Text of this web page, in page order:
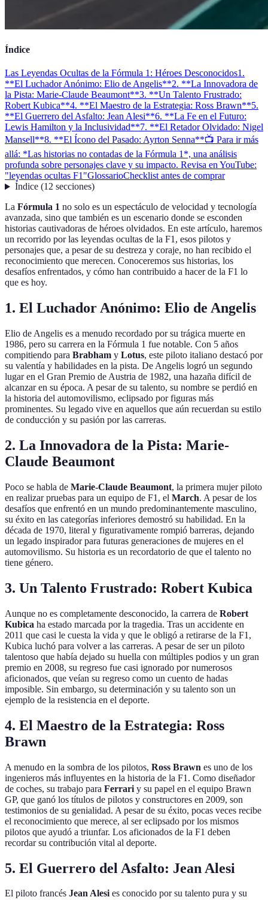
Índice
Las Leyendas Ocultas de la Fórmula 1: Héroes Desconocidos1.
**El Luchador Anónimo: Elio de Angelis**2. **La Innovadora de
la Pista: Marie-Claude Beaumont**3. **Un Talento Frustrado:
Robert Kubica**4. **El Maestro de la Estrategia: Ross Brawn**5.
**El Guerrero del Asfalto: Jean Alesi**6. **La Fe en el Futuro:
Lewis Hamilton y la Inclusividad**7. **El Retador Olvidado: Nigel
Mansell**8. **El Ícono del Pasado: Ayrton Senna**📺 Para ir más
allá: *Las historias no contadas de la Fórmula 1*, una análisis
profunda sobre personajes clave y su impacto. Revisa en YouTube:
"leyendas ocultas F1"GlossarioChecklist antes de comprar
Índice(12 secciones)
La Fórmula 1 no solo es un espectáculo de velocidad y tecnología
avanzada, sino que también es un escenario donde se esconden
historias cautivadoras de héroes olvidados. En este artículo, haremos
un recorrido por las leyendas ocultas de la F1, esos pilotos y
personajes que, a pesar de su destreza y coraje, no han recibido el
reconocimiento que merecen. Conoceremos sus historias, los
desafíos enfrentados, y cómo han contribuido a hacer de la F1 lo
que es hoy.
1. El Luchador Anónimo: Elio de Angelis
Elio de Angelis es a menudo recordado por su trágica muerte en
1986, pero su carrera en la Fórmula 1 fue notable. Con 5 años
compitiendo para Brabham y Lotus, este piloto italiano destacó por
su valentía y habilidades en la pista. De Angelis logró un segundo
lugar en el Gran Premio de Austria de 1982, una hazaña difícil de
alcanzar en su época. A pesar de su talento, su nombre se perdió en
la historia del automovilismo, eclipsado por figuras más
prominentes. Su legado vive en aquellos que aún recuerdan su estilo
de conducción y su pasión por las carreras.
2. La Innovadora de la Pista: Marie-
Claude Beaumont
Poco se habla de Marie-Claude Beaumont, la primera mujer piloto
en realizar pruebas para un equipo de F1, el March. A pesar de los
desafíos que enfrentó en un mundo predominantemente masculino,
su éxito en las categorías inferiores demostró su habilidad. En la
década de 1970, literal y figurativamente rompió barreras, dejando
un legado inspirador para futuras generaciones de mujeres en el
automovilismo. Su historia es un recordatorio de que el talento no
tiene género.
3. Un Talento Frustrado: Robert Kubica
Aunque no es completamente desconocido, la carrera de Robert
Kubica ha estado marcada por la tragedia. Tras un accidente en
2011 que casi le cuesta la vida y que le obligó a retirarse de la F1,
Kubica luchó para volver a las carreras. A pesar de ser un piloto
talentoso que había dejado su huella con múltiples podios y un gran
premio en 2008, su regreso fue casi ignorado por numerosos
aficionados, que veían su regreso como un cuento de hadas
imposible. Sin embargo, su determinación y su talento son un
ejemplo de la resistencia en el deporte.
4. El Maestro de la Estrategia: Ross
Brawn
A menudo en la sombra de los pilotos, Ross Brawn es uno de los
ingenieros más influyentes en la historia de la F1. Como diseñador
de coches, su trabajo para Ferrari y su papel en el equipo Brawn
GP, que ganó los títulos de pilotos y constructores en 2009, son
testimonios de su genialidad. A pesar de su éxito, pocas veces recibe
el reconocimiento que merece, al ser eclipsado por los mismos
pilotos que ayudó a triunfar. Los aficionados de la F1 deben
recordar su contribución vital al deporte.
5. El Guerrero del Asfalto: Jean Alesi
El piloto francés Jean Alesies conocido por su talento pura y su